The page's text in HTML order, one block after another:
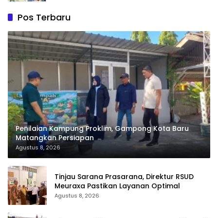
Pos Terbaru
Penilaian Kampung Proklim, Gampong Kota Baru
Matangkan Persiapan
Agustus 8, 2026
Tinjau Sarana Prasarana, Direktur RSUD
Meuraxa Pastikan Layanan Optimal
Agustus 8, 2026